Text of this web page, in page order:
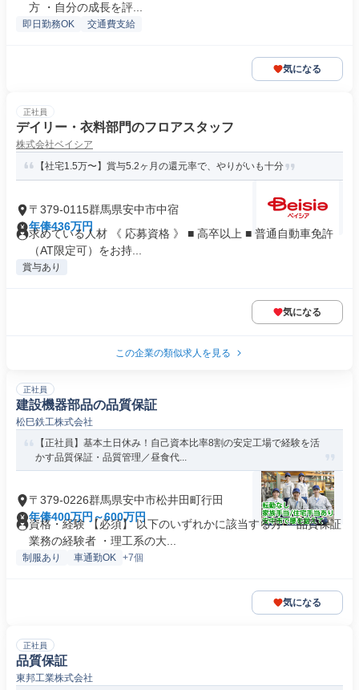
方 ・自分の成長を評...
即日勤務OK 交通費支給
気になる
正社員
デイリー・衣料部門のフロアスタッフ
株式会社ベイシア
【社宅1.5万〜】賞与5.2ヶ月の還元率で、やりがいも十分
〒379-0115群馬県安中市中宿
年俸436万円
求めている人材 《 応募資格 》 ■ 高卒以上 ■ 普通自動車免許
（AT限定可）をお持...
賞与あり
気になる
この企業の類似求人を見る
正社員
建設機器部品の品質保証
松巳鉄工株式会社
【正社員】基本土日休み！自己資本比率8割の安定工場で経験を活
かす品質保証・品質管理／昼食代...
〒379-0226群馬県安中市松井田町行田
年俸400万円～600万円
資格・経験 【必須】 以下のいずれかに該当する方 ・品質保証
業務の経験者 ・理工系の大...
制服あり 車通勤OK +7個
気になる
正社員
品質保証
東邦工業株式会社